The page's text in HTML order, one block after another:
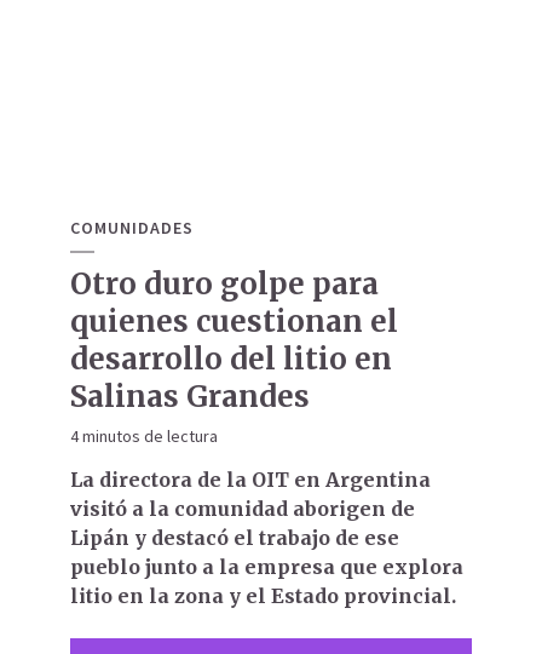
COMUNIDADES
Otro duro golpe para
quienes cuestionan el
desarrollo del litio en
Salinas Grandes
4 minutos de lectura
La directora de la OIT en Argentina
visitó a la comunidad aborigen de
Lipán y destacó el trabajo de ese
pueblo junto a la empresa que explora
litio en la zona y el Estado provincial.